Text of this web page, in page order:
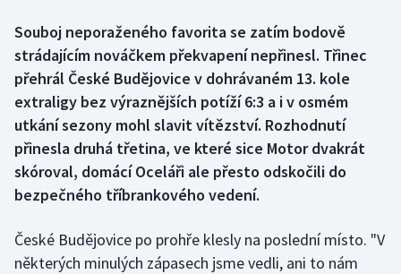
Box
Curling
Dostihy
Florbal
Futsal
Souboj neporaženého favorita se zatím bodově
strádajícím nováčkem překvapení nepřinesl. Třinec
přehrál České Budějovice v dohrávaném 13. kole
extraligy bez výraznějších potíží 6:3 a i v osmém
utkání sezony mohl slavit vítězství. Rozhodnutí
přinesla druhá třetina, ve které sice Motor dvakrát
skóroval, domácí Oceláři ale přesto odskočili do
bezpečného tříbrankového vedení.
České Budějovice po prohře klesly na poslední místo. "V
některých minulých zápasech jsme vedli, ani to nám